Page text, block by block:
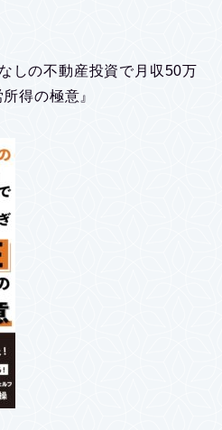
しの不動産投資で月収50万
得の極意』